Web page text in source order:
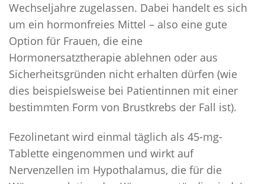
Wechseljahre zugelassen. Dabei handelt es sich
um ein hormonfreies Mittel – also eine gute
Option für Frauen, die eine
Hormonersatztherapie ablehnen oder aus
Sicherheitsgründen nicht erhalten dürfen (wie
dies beispielsweise bei Patientinnen mit einer
bestimmten Form von Brustkrebs der Fall ist).
Fezolinetant wird einmal täglich als 45-mg-
Tablette eingenommen und wirkt auf
Nervenzellen im Hypothalamus, die für die